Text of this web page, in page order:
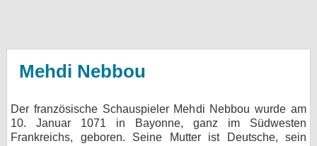
Mehdi Nebbou
Der französische Schauspieler Mehdi Nebbou wurde am
10. Januar 1071 in Bayonne, ganz im Südwesten
Frankreichs, geboren. Seine Mutter ist Deutsche, sein
KULTUR
Specials